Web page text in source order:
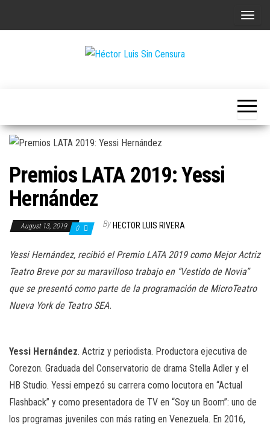
T
e
n
o
n
Premios LATA 2019: Yessi
Hernández
August 13, 2019 0 By HECTOR LUIS RIVERA
Yessi Hernández, recibió el Premio LATA 2019 como Mejor Actriz
Teatro Breve por su maravilloso trabajo en “Vestido de Novia”
que se presentó como parte de la programación de MicroTeatro
Nueva York de Teatro SEA.
Yessi Hernández. Actriz y periodista. Productora ejecutiva de
Corezon. Graduada del Conservatorio de drama Stella Adler y el
HB Studio. Yessi empezó su carrera como locutora en “Actual
Flashback” y como presentadora de TV en “Soy un Boom”: uno de
los programas juveniles con más rating en Venezuela. En 2016,